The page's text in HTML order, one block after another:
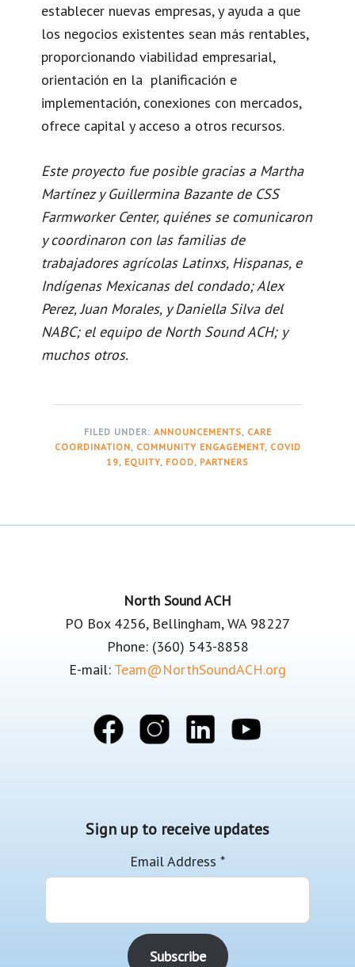
establecer nuevas empresas, y ayuda a que
los negocios existentes sean más rentables,
proporcionando viabilidad empresarial,
orientación en la planificación e
implementación, conexiones con mercados,
ofrece capital y acceso a otros recursos.
Este proyecto fue posible gracias a Martha
Martínez y Guillermina Bazante de CSS
Farmworker Center, quiénes se comunicaron
y coordinaron con las familias de
trabajadores agrícolas Latinxs, Hispanas, e
Indígenas Mexicanas del condado; Alex
Perez, Juan Morales, y Daniella Silva del
NABC; el equipo de North Sound ACH; y
muchos otros.
FILED UNDER: ANNOUNCEMENTS, CARE
COORDINATION, COMMUNITY ENGAGEMENT, COVID
19, EQUITY, FOOD, PARTNERS
North Sound ACH
PO Box 4256, Bellingham, WA 98227
Phone: (360) 543-8858
E-mail: Team@NorthSoundACH.org
Sign up to receive updates
Email Address *